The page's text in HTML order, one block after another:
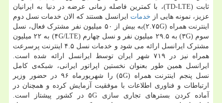
ثابت (TD-LTE)، با کمترین فاصله زمانی عرضه در دنیا به ایرانیان
عزیز، نمونه هایی از خدمات ایرانسل هستند که الان خدمات نسل دوم
اینترنت همراه (۲.۷۵G)به بیش از ۵۰ میلیون نفر مشترک فعال، نسل
سوم (۳G) به ۲۹.۵ میلیون نفر و نسل چهارم (۴G/LTE) به ۲۲ میلیون
مشترک ایرانسل ارائه می شود و خدمات نسل ۴.۵ اینترنت پرسرعت
همراه نیز در ۷۱۹ شهر ایران توسط ایرانسل ارائه شده است.
ایرانسل همین طور بعنوان نخستین اپراتور ایرانی، شبکه‌ی کامل
نسل پنجم اینترنت همراه (۵G) را شهریورماه ۹۶ در حضور وزیر
ارتباطات و فناوری اطلاعات با موفقیت آزمایش کرده و همچنان در
آماده کردن بسترهای تجاری سازی ۵G در کشور پیشتاز است.